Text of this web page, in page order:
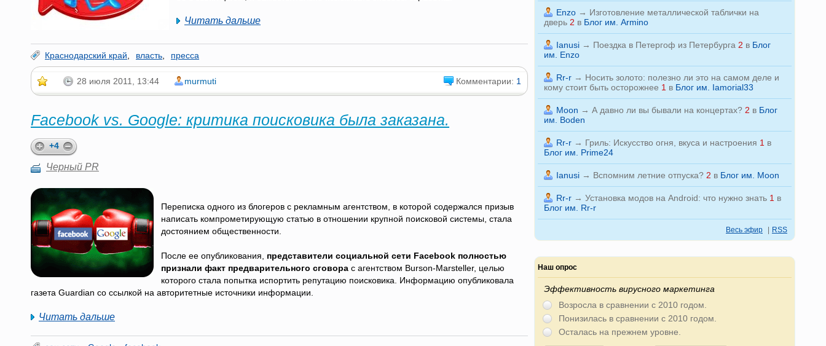
Читать дальше
Краснодарский край власть пресса
28 июля 2011, 13:44 murmuti Комментарии: 1
Facebook vs. Google: критика поисковика была заказана.
+4
Черный PR
Переписка одного из блогеров с рекламным агентством, в которой содержался призыв
написать компрометирующую статью в отношении крупной поисковой системы, стала
достоянием общественности.
После ее опубликования, представители социальной сети Facebook полностью
признали факт предварительного сговора с агентством Burson-Marsteller, целью
которого стала попытка испортить репутацию поисковика. Информацию опубликовала
газета Guardian со ссылкой на авторитетные источники информации.
Читать дальше
Enzo→ Изготовление металлической таблички на
дверь 2 в Блог им. Armino
Ianusi→ Поездка в Петергоф из Петербурга 2 в Блог
им. Enzo
Rr-r→ Носить золото: полезно ли это на самом деле и
кому стоит быть осторожнее 1 в Блог им. Iamorial33
Moon → А давно ли вы бывали на концертах? 2 в Блог
им. Boden
Rr-r→ Гриль: Искусство огня, вкуса и настроения 1 в
Блог им. Prime24
Ianusi→ Вспомним летние отпуска? 2 в Блог им. Moon
Rr-r→ Установка модов на Android: что нужно знать 1 в
Блог им. Rr-r
Весь эфир RSS
Наш опрос
Эффективность вирусного маркетинга
Возросла в сравнении с 2010 годом.
Понизилась в сравнении с 2010 годом.
Осталась на прежнем уровне.